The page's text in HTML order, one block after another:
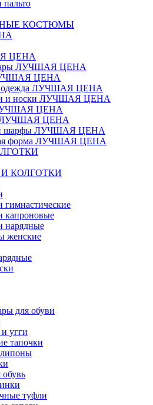
пальто
КОСТЮМЫ
ЦЕНА
ЛУЧШАЯ ЦЕНА
ЦЕНА
одежда ЛУЧШАЯ ЦЕНА
и носки ЛУЧШАЯ ЦЕНА
ЦЕНА
ЛУЧШАЯ ЦЕНА
шарфы ЛУЧШАЯ ЦЕНА
форма ЛУЧШАЯ ЦЕНА
КОЛГОТКИ
гимнастические
капроновые
нарядные
женские
для обуви
угги
тапочки
туфли